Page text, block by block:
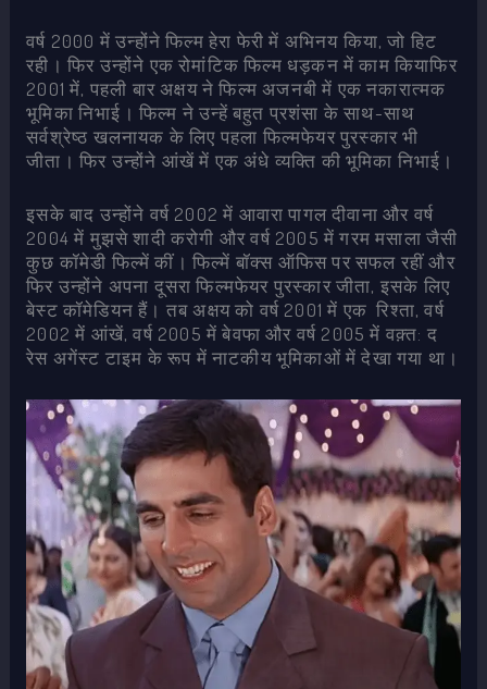
वर्ष 2000 में उन्होंने फिल्म हेरा फेरी में अभिनय किया, जो हिट
रही। फिर उन्होंने एक रोमांटिक फिल्म धड़कन में काम कियाफिर
2001 में, पहली बार अक्षय ने फिल्म अजनबी में एक नकारात्मक
भूमिका निभाई। फिल्म ने उन्हें बहुत प्रशंसा के साथ-साथ
सर्वश्रेष्ठ खलनायक के लिए पहला फिल्मफेयर पुरस्कार भी
जीता। फिर उन्होंने आंखें में एक अंधे व्यक्ति की भूमिका निभाई।
इसके बाद उन्होंने वर्ष 2002 में आवारा पागल दीवाना और वर्ष
2004 में मुझसे शादी करोगी और वर्ष 2005 में गरम मसाला जैसी
कुछ कॉमेडी फिल्में कीं। फिल्में बॉक्स ऑफिस पर सफल रहीं और
फिर उन्होंने अपना दूसरा फिल्मफेयर पुरस्कार जीता, इसके लिए
बेस्ट कॉमेडियन हैं। तब अक्षय को वर्ष 2001 में एक रिश्ता, वर्ष
2002 में आंखें, वर्ष 2005 में बेवफा और वर्ष 2005 में वक़्त: द
रेस अगेंस्ट टाइम के रूप में नाटकीय भूमिकाओं में देखा गया था।